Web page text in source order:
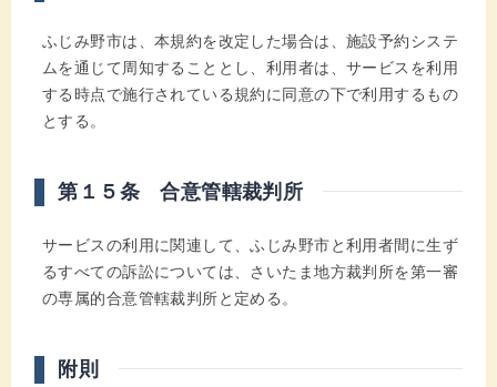
ふじみ野市は、本規約を改定した場合は、施設予約システ
ムを通じて周知することとし、利用者は、サービスを利用
する時点で施行されている規約に同意の下で利用するもの
とする。
第１５条 合意管轄裁判所
サービスの利用に関連して、ふじみ野市と利用者間に生ず
るすべての訴訟については、さいたま地方裁判所を第一審
の専属的合意管轄裁判所と定める。
附則